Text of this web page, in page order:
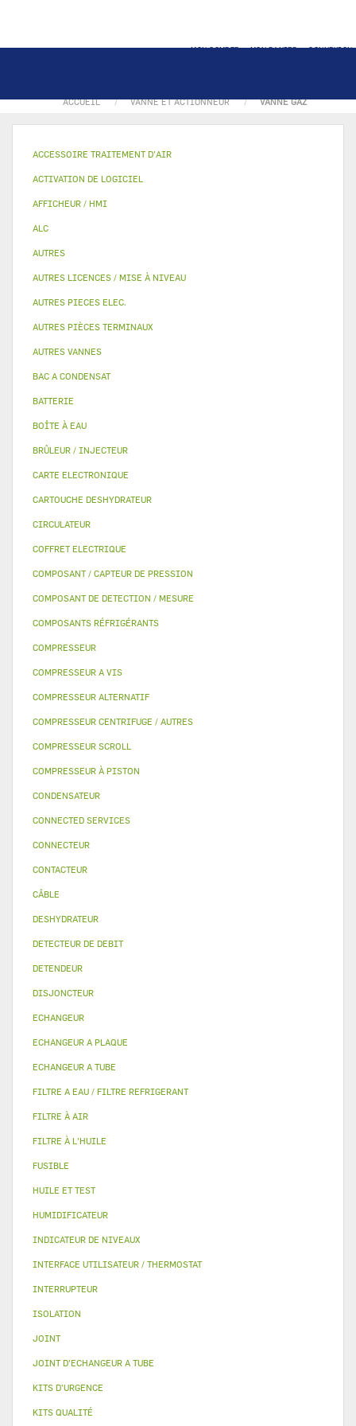
MON COMPTE MON PANIER CONNEXION
ACCUEIL VANNE ET ACTIONNEUR VANNE GAZ
ACCESSOIRE TRAITEMENT D’AIR
ACTIVATION DE LOGICIEL
AFFICHEUR / HMI
ALC
AUTRES
AUTRES LICENCES / MISE À NIVEAU
AUTRES PIECES ELEC.
AUTRES PIÈCES TERMINAUX
AUTRES VANNES
BAC A CONDENSAT
BATTERIE
BOÎTE À EAU
BRÛLEUR / INJECTEUR
CARTE ELECTRONIQUE
CARTOUCHE DESHYDRATEUR
CIRCULATEUR
COFFRET ELECTRIQUE
COMPOSANT / CAPTEUR DE PRESSION
COMPOSANT DE DETECTION / MESURE
COMPOSANTS RÉFRIGÉRANTS
COMPRESSEUR
COMPRESSEUR A VIS
COMPRESSEUR ALTERNATIF
COMPRESSEUR CENTRIFUGE / AUTRES
COMPRESSEUR SCROLL
COMPRESSEUR À PISTON
CONDENSATEUR
CONNECTED SERVICES
CONNECTEUR
CONTACTEUR
CÂBLE
DESHYDRATEUR
DETECTEUR DE DEBIT
DETENDEUR
DISJONCTEUR
ECHANGEUR
ECHANGEUR A PLAQUE
ECHANGEUR A TUBE
FILTRE A EAU / FILTRE REFRIGERANT
FILTRE À AIR
FILTRE À L'HUILE
FUSIBLE
HUILE ET TEST
HUMIDIFICATEUR
INDICATEUR DE NIVEAUX
INTERFACE UTILISATEUR / THERMOSTAT
INTERRUPTEUR
ISOLATION
JOINT
JOINT D'ECHANGEUR A TUBE
KITS D'URGENCE
KITS QUALITÉ